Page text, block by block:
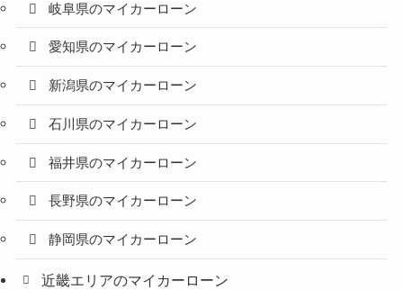
岐阜県のマイカーローン
愛知県のマイカーローン
新潟県のマイカーローン
石川県のマイカーローン
福井県のマイカーローン
長野県のマイカーローン
静岡県のマイカーローン
近畿エリアのマイカーローン